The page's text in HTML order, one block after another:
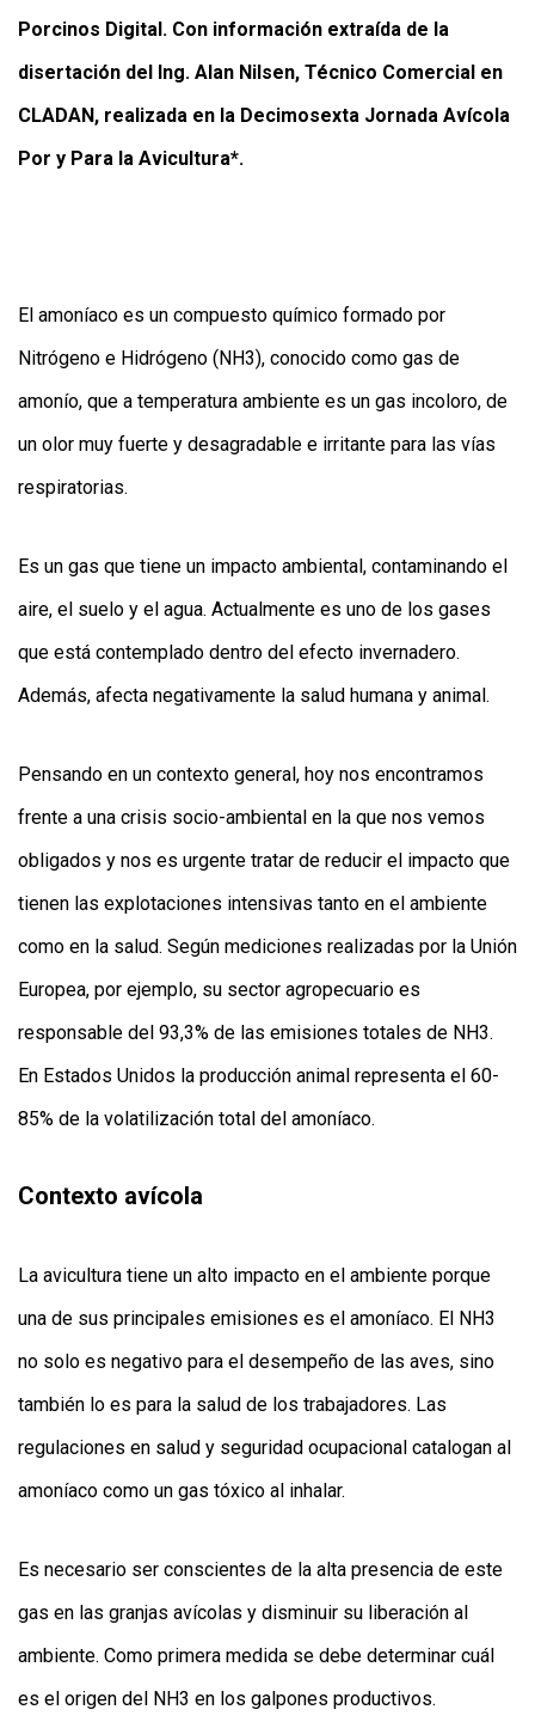
DE
MAPA
SITIO
PARA
Porcinos Digital. Con información extraída de la
disertación del Ing. Alan Nilsen, Técnico Comercial en
CLADAN, realizada en la Decimosexta Jornada Avícola
Por y Para la Avicultura*.
El amoníaco es un compuesto químico formado por
Nitrógeno e Hidrógeno (NH3), conocido como gas de
amonío, que a temperatura ambiente es un gas incoloro, de
un olor muy fuerte y desagradable e irritante para las vías
respiratorias.
Es un gas que tiene un impacto ambiental, contaminando el
aire, el suelo y el agua. Actualmente es uno de los gases
que está contemplado dentro del efecto invernadero.
Además, afecta negativamente la salud humana y animal.
Pensando en un contexto general, hoy nos encontramos
frente a una crisis socio-ambiental en la que nos vemos
obligados y nos es urgente tratar de reducir el impacto que
tienen las explotaciones intensivas tanto en el ambiente
como en la salud. Según mediciones realizadas por la Unión
Europea, por ejemplo, su sector agropecuario es
responsable del 93,3% de las emisiones totales de NH3.
En Estados Unidos la producción animal representa el 60-
85% de la volatilización total del amoníaco.
Contexto avícola
La avicultura tiene un alto impacto en el ambiente porque
una de sus principales emisiones es el amoníaco. El NH3
no solo es negativo para el desempeño de las aves, sino
también lo es para la salud de los trabajadores. Las
regulaciones en salud y seguridad ocupacional catalogan al
amoníaco como un gas tóxico al inhalar.
Es necesario ser conscientes de la alta presencia de este
gas en las granjas avícolas y disminuir su liberación al
ambiente. Como primera medida se debe determinar cuál
es el origen del NH3 en los galpones productivos.